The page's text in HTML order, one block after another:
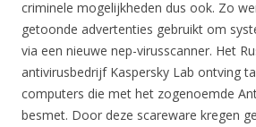
criminele mogelijkheden dus ook. Zo
getoonde advertenties gebruikt om
via een nieuwe nep-virusscanner. Het
antivirusbedrijf Kaspersky Lab ontving
computers die met het zogenoemde
besmet. Door deze scareware kregen